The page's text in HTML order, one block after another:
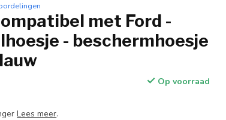
met Ford -
- beschermhoesje
Op voorraad
Lees meer.